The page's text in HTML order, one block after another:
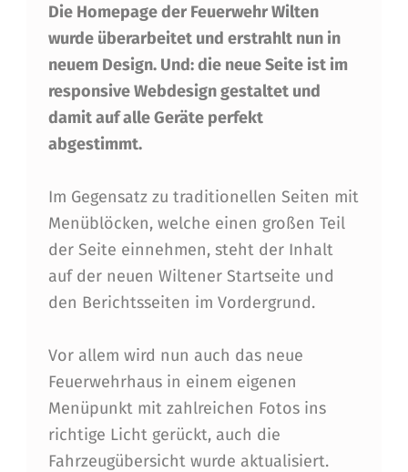
E
R
W
E
H
R
W
I
L
T
E
N
S
T
Die Homepage der Feuerwehr Wilten
wurde überarbeitet und erstrahlt nun in
neuem Design. Und: die neue Seite ist im
responsive Webdesign gestaltet und
damit auf alle Geräte perfekt
abgestimmt.
Im Gegensatz zu traditionellen Seiten mit
Menüblöcken, welche einen großen Teil
der Seite einnehmen, steht der Inhalt
auf der neuen Wiltener Startseite und
den Berichtsseiten im Vordergrund.
Vor allem wird nun auch das neue
Feuerwehrhaus in einem eigenen
Menüpunkt mit zahlreichen Fotos ins
richtige Licht gerückt, auch die
Fahrzeugübersicht wurde aktualisiert.